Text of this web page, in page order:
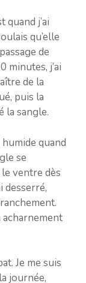
quand j’ai
qu’elle
de
minutes, j’ai
de la
puis la
la sangle.
quand
se
ventre dès
desserré,
acharnement
Je me suis
journée,